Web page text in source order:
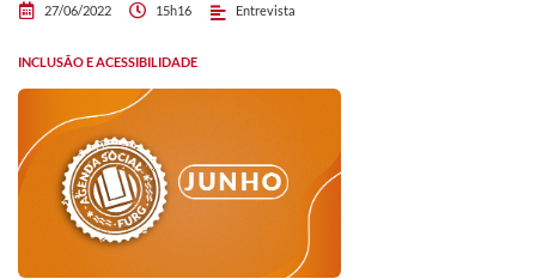
27/06/2022 15h16 Entrevista
INCLUSÃO E ACESSIBILIDADE